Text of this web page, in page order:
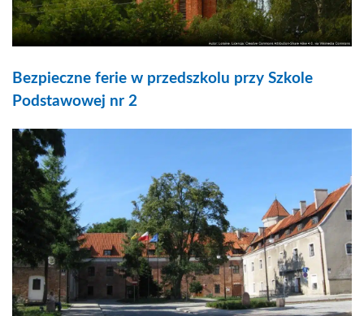
Bezpieczne ferie w przedszkolu przy Szkole
Podstawowej nr 2